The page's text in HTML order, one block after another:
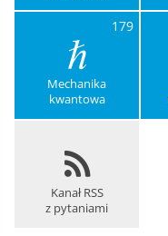
179
Mechanika
kwantowa
Kanał RSS
z pytaniami